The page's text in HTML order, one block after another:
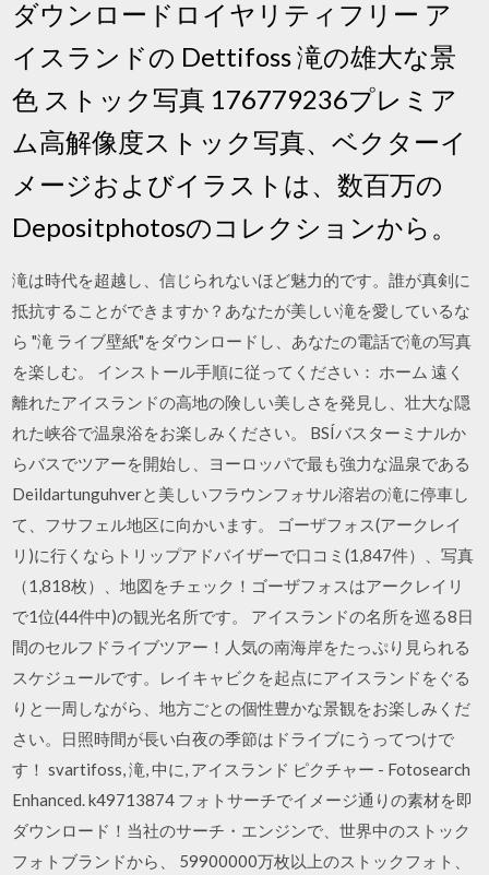
ダウンロードロイヤリティフリー ア
イスランドの Dettifoss 滝の雄大な景
色 ストック写真 176779236プレミア
ム高解像度ストック写真、ベクターイ
メージおよびイラストは、数百万の
Depositphotosのコレクションから。
滝は時代を超越し、信じられないほど魅力的です。誰が真剣に
抵抗することができますか？あなたが美しい滝を愛しているな
ら "滝 ライブ壁紙"をダウンロードし、あなたの電話で滝の写真
を楽しむ。 インストール手順に従ってください： ホーム 遠く
離れたアイスランドの高地の険しい美しさを発見し、壮大な隠
れた峡谷で温泉浴をお楽しみください。 BSÍバスターミナルか
らバスでツアーを開始し、ヨーロッパで最も強力な温泉である
Deildartunguhverと美しいフラウンフォサル溶岩の滝に停車し
て、フサフェル地区に向かいます。 ゴーザフォス(アークレイ
リ)に行くならトリップアドバイザーで口コミ(1,847件）、写真
（1,818枚）、地図をチェック！ゴーザフォスはアークレイリ
で1位(44件中)の観光名所です。 アイスランドの名所を巡る8日
間のセルフドライブツアー！人気の南海岸をたっぷり見られる
スケジュールです。レイキャビクを起点にアイスランドをぐる
りと一周しながら、地方ごとの個性豊かな景観をお楽しみくだ
さい。日照時間が長い白夜の季節はドライブにうってつけで
す！ svartifoss, 滝, 中に, アイスランド ピクチャー - Fotosearch
Enhanced. k49713874 フォトサーチでイメージ通りの素材を即
ダウンロード！当社のサーチ・エンジンで、世界中のストック
フォトブランドから、 59900000万枚以上のストックフォト、